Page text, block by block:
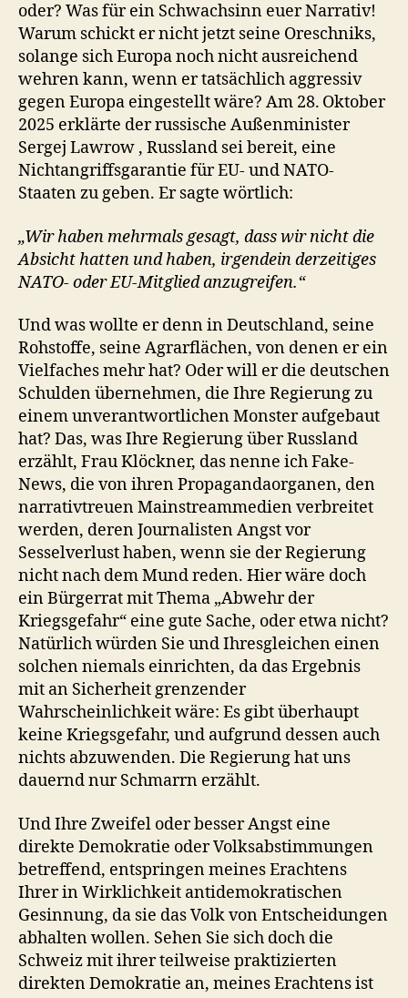
oder? Was für ein Schwachsinn euer Narrativ!
Warum schickt er nicht jetzt seine Oreschniks,
solange sich Europa noch nicht ausreichend
wehren kann, wenn er tatsächlich aggressiv
gegen Europa eingestellt wäre? Am 28. Oktober
2025 erklärte der russische Außenminister
Sergej Lawrow , Russland sei bereit, eine
Nichtangriffsgarantie für EU- und NATO-
Staaten zu geben. Er sagte wörtlich:
„Wir haben mehrmals gesagt, dass wir nicht die
Absicht hatten und haben, irgendein derzeitiges
NATO- oder EU-Mitglied anzugreifen.“
Und was wollte er denn in Deutschland, seine
Rohstoffe, seine Agrarflächen, von denen er ein
Vielfaches mehr hat? Oder will er die deutschen
Schulden übernehmen, die Ihre Regierung zu
einem unverantwortlichen Monster aufgebaut
hat? Das, was Ihre Regierung über Russland
erzählt, Frau Klöckner, das nenne ich Fake-
News, die von ihren Propagandaorganen, den
narrativtreuen Mainstreammedien verbreitet
werden, deren Journalisten Angst vor
Sesselverlust haben, wenn sie der Regierung
nicht nach dem Mund reden. Hier wäre doch
ein Bürgerrat mit Thema „Abwehr der
Kriegsgefahr“ eine gute Sache, oder etwa nicht?
Natürlich würden Sie und Ihresgleichen einen
solchen niemals einrichten, da das Ergebnis
mit an Sicherheit grenzender
Wahrscheinlichkeit wäre: Es gibt überhaupt
keine Kriegsgefahr, und aufgrund dessen auch
nichts abzuwenden. Die Regierung hat uns
dauernd nur Schmarrn erzählt.
Und Ihre Zweifel oder besser Angst eine
direkte Demokratie oder Volksabstimmungen
betreffend, entspringen meines Erachtens
Ihrer in Wirklichkeit antidemokratischen
Gesinnung, da sie das Volk von Entscheidungen
abhalten wollen. Sehen Sie sich doch die
Schweiz mit ihrer teilweise praktizierten
direkten Demokratie an, meines Erachtens ist